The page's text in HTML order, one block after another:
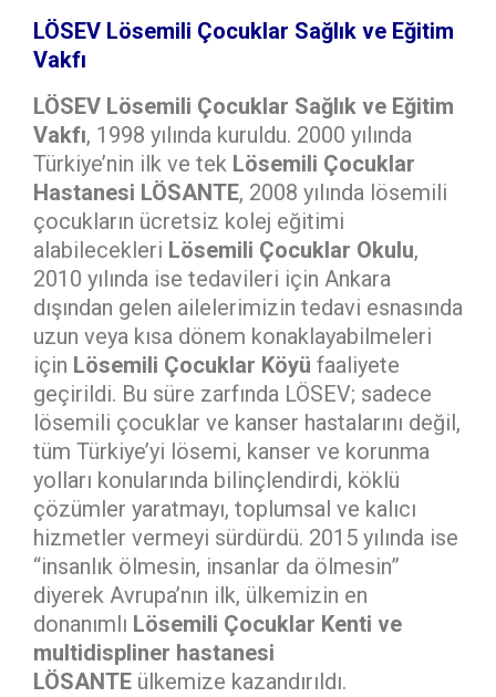
LÖSEV Lösemili Çocuklar Sağlık ve Eğitim
Vakfı
LÖSEV Lösemili Çocuklar Sağlık ve Eğitim
Vakfı, 1998 yılında kuruldu. 2000 yılında
Türkiye’nin ilk ve tek Lösemili Çocuklar
Hastanesi LÖSANTE, 2008 yılında lösemili
çocukların ücretsiz kolej eğitimi
alabilecekleri Lösemili Çocuklar Okulu,
2010 yılında ise tedavileri için Ankara
dışından gelen ailelerimizin tedavi esnasında
uzun veya kısa dönem konaklayabilmeleri
için Lösemili Çocuklar Köyü faaliyete
geçirildi. Bu süre zarfında LÖSEV; sadece
lösemili çocuklar ve kanser hastalarını değil,
tüm Türkiye’yi lösemi, kanser ve korunma
yolları konularında bilinçlendirdi, köklü
çözümler yaratmayı, toplumsal ve kalıcı
hizmetler vermeyi sürdürdü. 2015 yılında ise
“insanlık ölmesin, insanlar da ölmesin”
diyerek Avrupa’nın ilk, ülkemizin en
donanımlı Lösemili Çocuklar Kenti ve
multidispliner hastanesi
LÖSANTE ülkemize kazandırıldı.